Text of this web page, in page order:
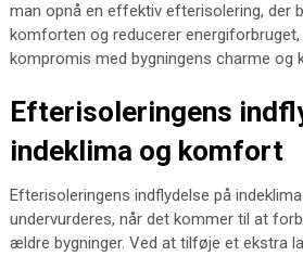
man opnå en effektiv efterisolering, der
komforten og reducerer energiforbruget,
kompromis med bygningens charme og
Efterisoleringens
indeklima og komfort
Efterisoleringens indflydelse på
undervurderes, når det kommer til at
ældre bygninger. Ved at tilføje et ekstra